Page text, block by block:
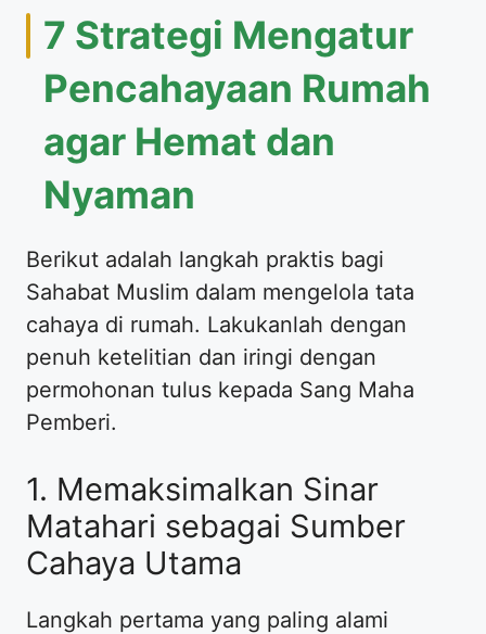
7 Strategi Mengatur
Pencahayaan Rumah
agar Hemat dan
Nyaman
Berikut adalah langkah praktis bagi
Sahabat Muslim dalam mengelola tata
cahaya di rumah. Lakukanlah dengan
penuh ketelitian dan iringi dengan
permohonan tulus kepada Sang Maha
Pemberi.
1. Memaksimalkan Sinar
Matahari sebagai Sumber
Cahaya Utama
Langkah pertama yang paling alami